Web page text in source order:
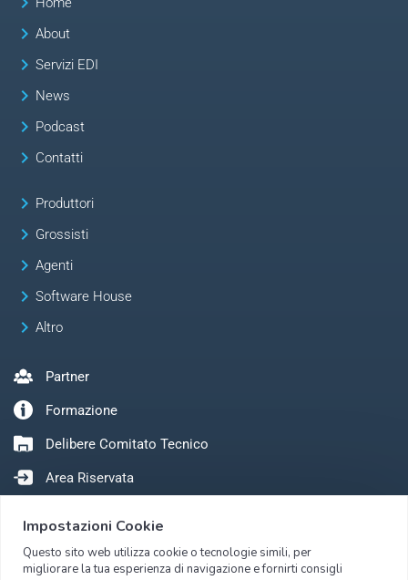
keyboard_arrow_right About
keyboard_arrow_right Servizi EDI
keyboard_arrow_right News
keyboard_arrow_right Podcast
keyboard_arrow_right Contatti
keyboard_arrow_right Produttori
keyboard_arrow_right Grossisti
keyboard_arrow_right Agenti
keyboard_arrow_right Software House
keyboard_arrow_right Altro
Partner
Formazione
Delibere Comitato Tecnico
Area Riservata
Impostazioni Cookie
Questo sito web utilizza cookie o tecnologie simili, per
migliorare la tua esperienza di navigazione e fornirti consigli